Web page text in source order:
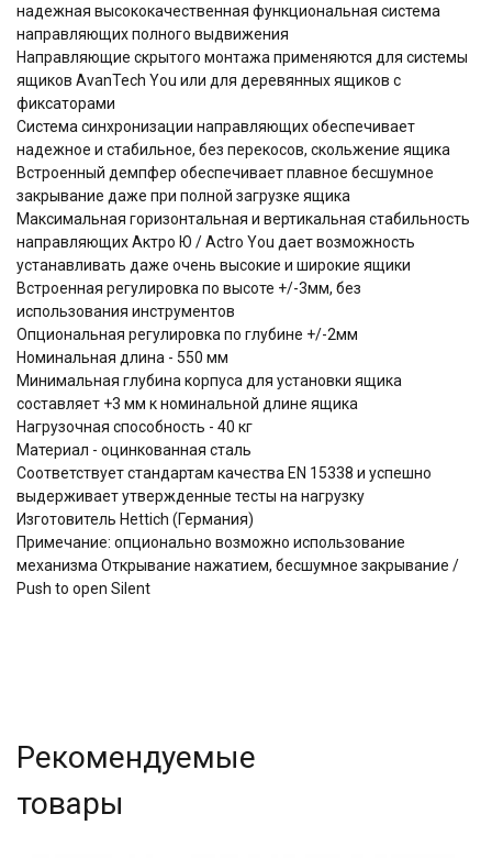
надежная высококачественная функциональная система
направляющих полного выдвижения
Направляющие скрытого монтажа применяются для системы
ящиков AvanTech You или для деревянных ящиков с
фиксаторами
Система синхронизации направляющих обеспечивает
надежное и стабильное, без перекосов, скольжение ящика
Встроенный демпфер обеспечивает плавное бесшумное
закрывание даже при полной загрузке ящика
Максимальная горизонтальная и вертикальная стабильность
направляющих Актро Ю / Actro You дает возможность
устанавливать даже очень высокие и широкие ящики
Встроенная регулировка по высоте +/-3мм, без
использования инструментов
Опциональная регулировка по глубине +/-2мм
Номинальная длина - 550 мм
Минимальная глубина корпуса для установки ящика
составляет +3 мм к номинальной длине ящика
Нагрузочная способность - 40 кг
Материал - оцинкованная сталь
Соответствует стандартам качества EN 15338 и успешно
выдерживает утвержденные тесты на нагрузку
Изготовитель Hettich (Германия)
Примечание: опционально возможно использование
механизма Открывание нажатием, бесшумное закрывание /
Push to open Silent
Рекомендуемые
товары